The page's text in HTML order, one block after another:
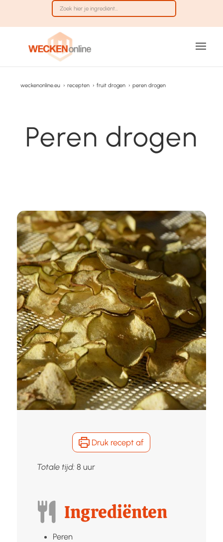
weckenonline.eu › recepten › fruit drogen › peren drogen
Peren drogen
Druk recept af
Totale tijd: 8uur
uur
Ingrediënten
Peren